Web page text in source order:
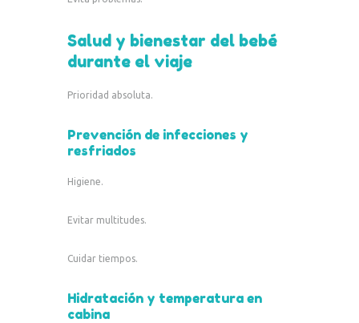
Salud y bienestar del bebé
durante el viaje
Prioridad absoluta.
Prevención de infecciones y
resfriados
Higiene.
Evitar multitudes.
Cuidar tiempos.
Hidratación y temperatura en
cabina